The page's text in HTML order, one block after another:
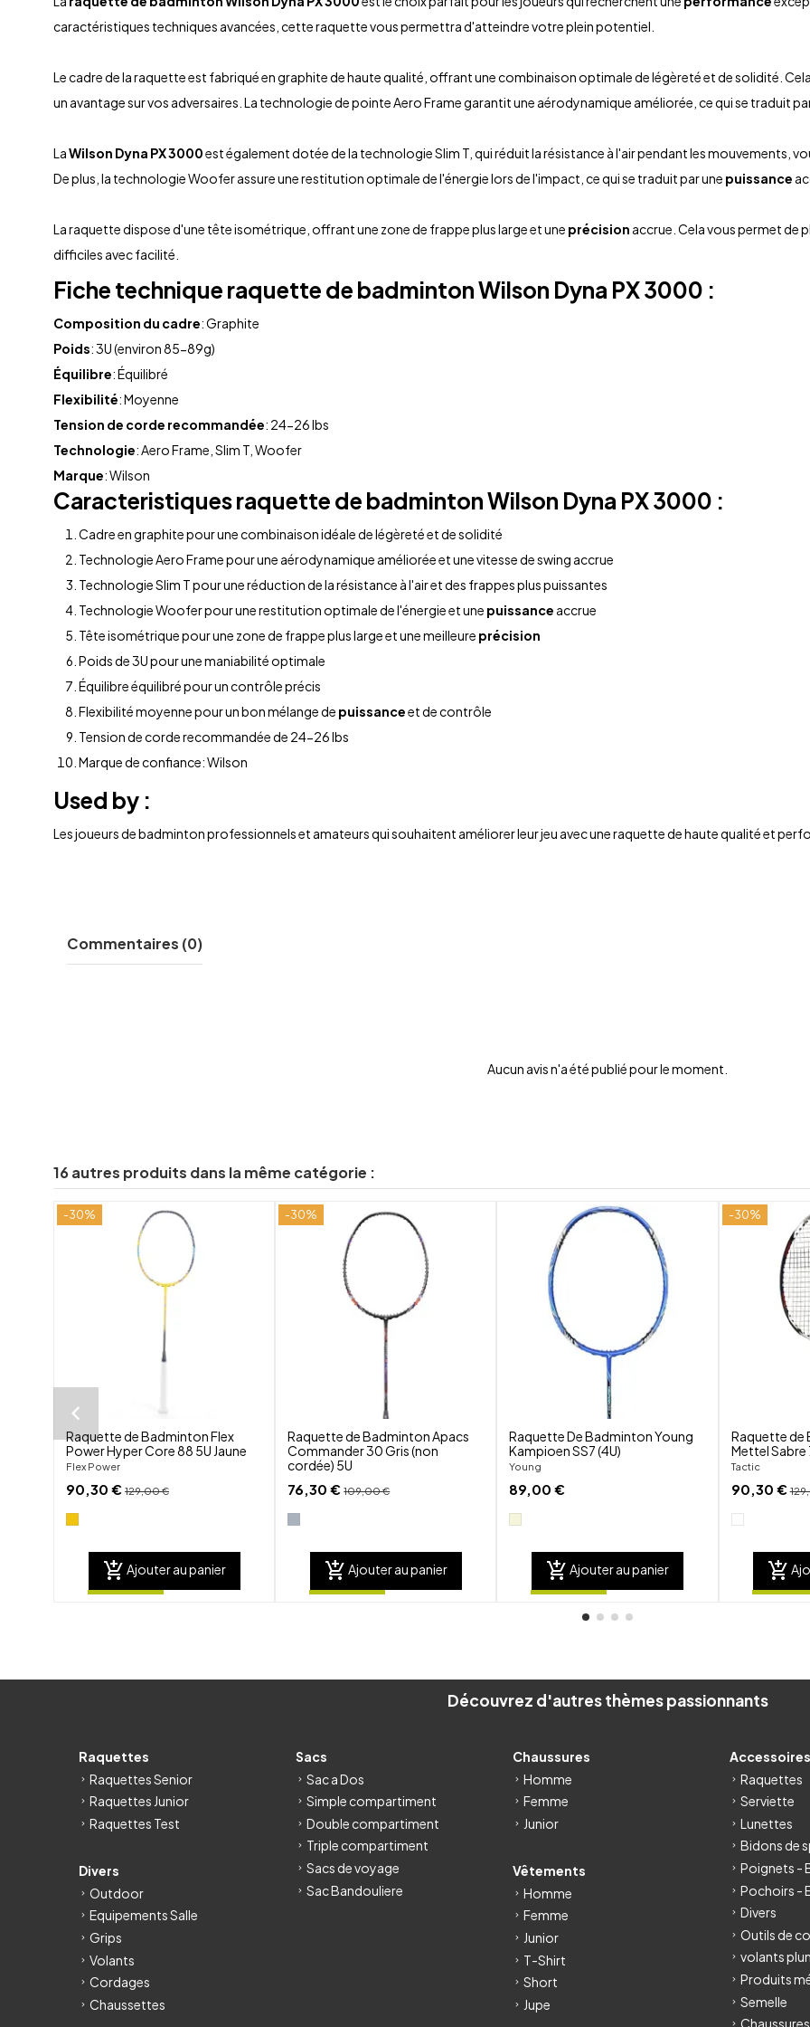
caractéristiques techniques avancées, cette raquette vous permettra d'atteindre votre plein potentiel.
Le cadre de la raquette est fabriqué en graphite de haute qualité, offrant une combinaison optimale de légèreté et de solidité.
un avantage sur vos adversaires. La technologie de pointe Aero Frame garantit une aérodynamique améliorée, ce qui se traduit
LaWilson Dyna PX 3000est également dotée de la technologie Slim T, qui réduit la résistance à l'air pendant les mouvements,
De plus, la technologie Woofer assure une restitution optimale de l'énergie lors de l'impact, ce qui se traduit par une puissance
La raquette dispose d'une tête isométrique, offrant une zone de frappe plus large et une précision accrue. Cela vous permet de
difficiles avec facilité.
Fiche technique raquette de badmintonWilson Dyna PX 3000 :
Composition du cadre: Graphite
Poids: 3U (environ 85-89g)
Équilibre: Équilibré
Flexibilité: Moyenne
Tension de corde recommandée: 24-26 lbs
Technologie: Aero Frame, Slim T, Woofer
Marque: Wilson
Caracteristiquesraquette de badmintonWilson Dyna PX 3000 :
Cadre en graphite pour une combinaison idéale de légèreté et de solidité
Technologie Aero Frame pour une aérodynamique améliorée et une vitesse de swing accrue
Technologie Slim T pour une réduction de la résistance à l'air et des frappes plus puissantes
Technologie Woofer pour une restitution optimale de l'énergie et une puissance accrue
Tête isométrique pour une zone de frappe plus large et une meilleure précision
Poids de 3U pour une maniabilité optimale
Équilibre équilibré pour un contrôle précis
Flexibilité moyenne pour un bon mélange de puissanceet de contrôle
Tension de corde recommandée de 24-26 lbs
Marque de confiance: Wilson
Used by :
Les joueurs de badminton professionnels et amateurs qui souhaitent améliorer leur jeu avec une raquette de haute qualité et
Commentaires (0)
Aucun avis n'a été publié pour le moment.
16 autres produits dans la même catégorie :
-30%
Raquette de Badminton Flex
Power Hyper Core 88 5U Jaune
Flex Power
90,30 €129,00 €
add_shopping_cart Ajouter au panier
-30%
Raquette de Badminton Apacs
Commander 30 Gris (non
cordée) 5U
76,30 €109,00 €
add_shopping_cart Ajouter au panier
Raquette De Badminton Young
Kampioen SS7 (4U)
Young
89,00 €
add_shopping_cart Ajouter au panier
-30%
Raquette de
Mettel Sabre
Tactic
90,30 €
add_shopping_cart
Découvrez d'autres thèmes passionnants
Raquettes
Raquettes Senior
Raquettes Junior
Raquettes Test
Divers
Outdoor
Equipements Salle
Grips
Volants
Cordages
Chaussettes
Sacs
Sac a Dos
Simple compartiment
Double compartiment
Triple compartiment
Sacs de voyage
Sac Bandouliere
Chaussures
Homme
Femme
Junior
Vêtements
Homme
Femme
Junior
T-Shirt
Short
Jupe
Accessoires
Raquettes
Serviette
Lunettes
Bidons de
Poignets -
Pochoirs -
Divers
Outils de
volants
Produits
Semelle
Chaussures